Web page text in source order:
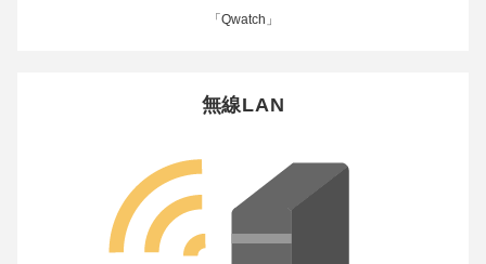
「Qwatch」
無線LAN